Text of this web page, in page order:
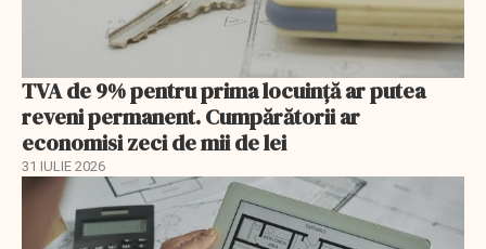
TVA de 9% pentru prima locuință ar putea
reveni permanent. Cumpărătorii ar
economisi zeci de mii de lei
31 IULIE 2026